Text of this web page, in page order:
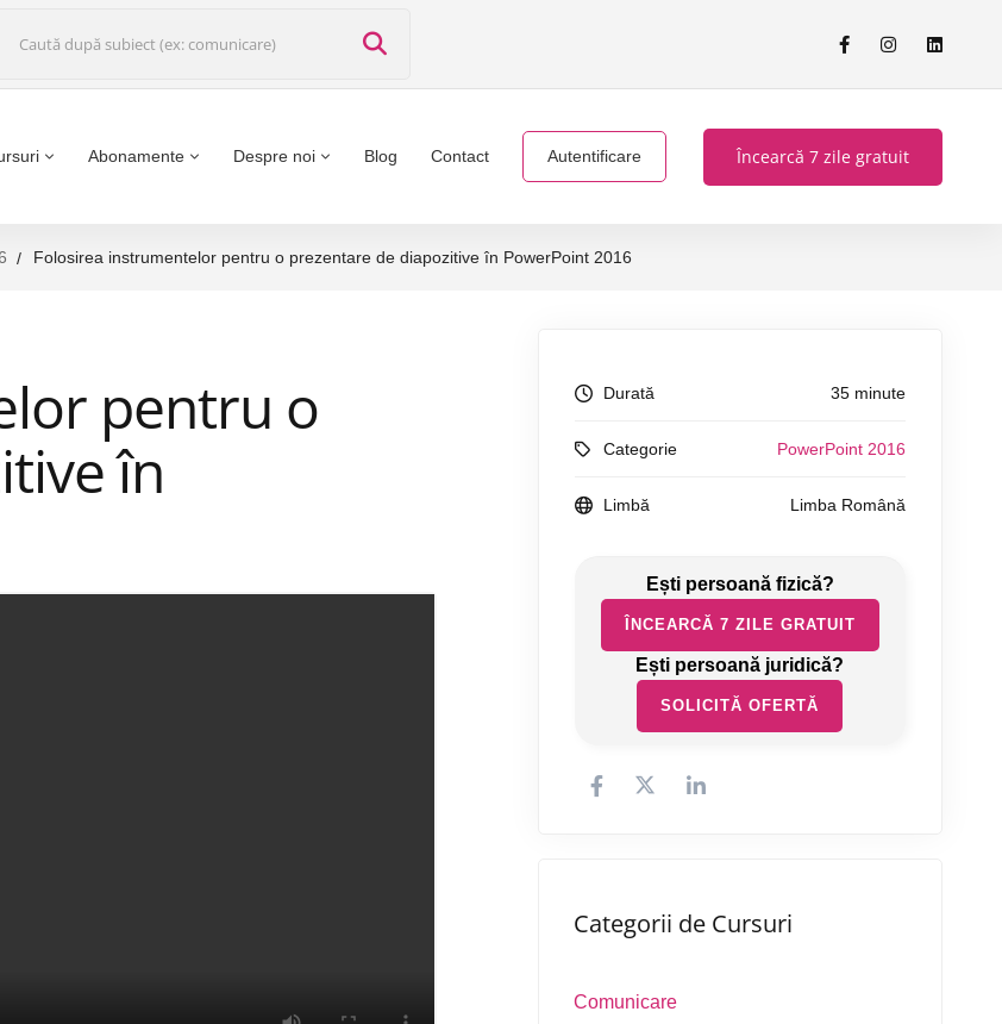
Abonamente Despre noi Blog Contact Autentificare Încearcă 7 zile gratuit
Folosirea instrumentelor pentru o prezentare de diapozitive în PowerPoint 2016
pentru o
în
Durată 35 minute
Categorie PowerPoint 2016
Limbă Limba Română
ÎNCEARCĂ 7 ZILE GRATUIT
SOLICITĂ OFERTĂ
Categorii de Cursuri
Comunicare